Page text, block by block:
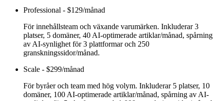
Professional - $129/månad
För innehållsteam och växande varumärken. Inkluderar 3
platser, 5 domäner, 40 AI-optimerade artiklar/månad, spårning
av AI-synlighet för 3 plattformar och 250
granskningssidor/månad.
Scale - $299/månad
För byråer och team med hög volym. Inkluderar 5 platser, 10
domäner, 100 AI-optimerade artiklar/månad, spårning av AI-